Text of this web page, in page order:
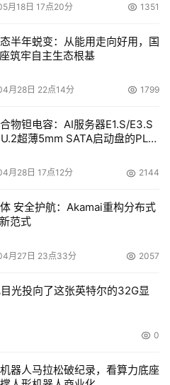
月18日 17点20分 1351
半年蜕变：从能用走向好用，国
筑牢自主生态根基
月28日 22点14分 1799
物钽电容：AI服务器E1.S/E3.S
超薄5mm SATA启动盘的PLP
月28日 17点12分 2144
安全护航：Akamai重构分布式
范式
月27日 23点33分 2057
光投向了这张英特尔的32G显
0
器人马拉松破纪录，看算力底座